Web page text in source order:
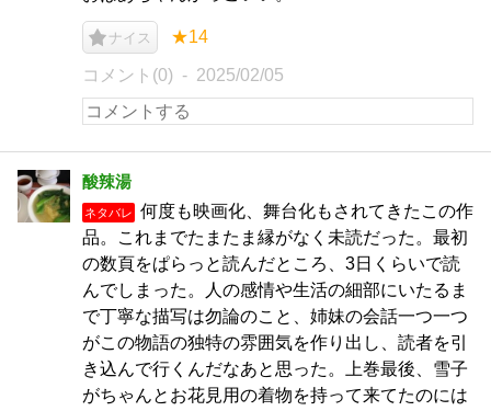
ナイス ★14
コメント(0) 2025/02/05
酸辣湯
ネタバレ
何度も映画化、舞台化もされてきたこの作
品。これまでたまたま縁がなく未読だった。最初
の数頁をぱらっと読んだところ、3日くらいで読
んでしまった。人の感情や生活の細部にいたるま
で丁寧な描写は勿論のこと、姉妹の会話一つ一つ
がこの物語の独特の雰囲気を作り出し、読者を引
き込んで行くんだなあと思った。上巻最後、雪子
がちゃんとお花見用の着物を持って来てたのには